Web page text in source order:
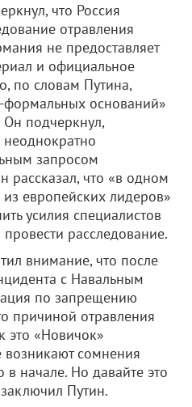
что Россия
отравления
не предоставляет
и официальное
по словам Путина,
оснований»
подчеркнул,
запросом
рассказал, что «в одном
европейских лидеров»
усилия специалистов
расследование.
внимание, что после
с Навальным
по запрещению
причиной отравления
это «Новичок»
сомнения
в начале. Но давайте это
Путин.